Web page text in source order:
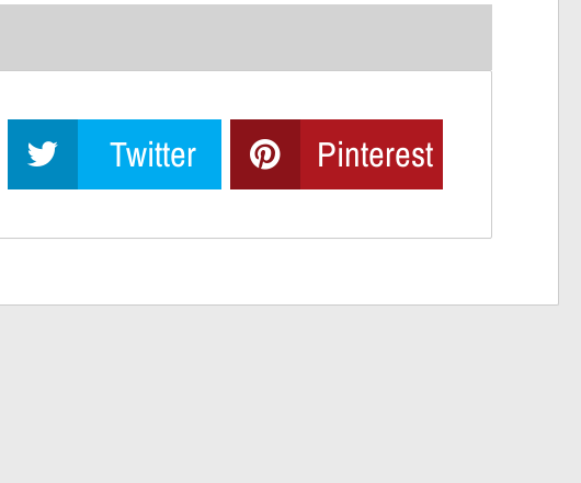
Twitter Pinterest